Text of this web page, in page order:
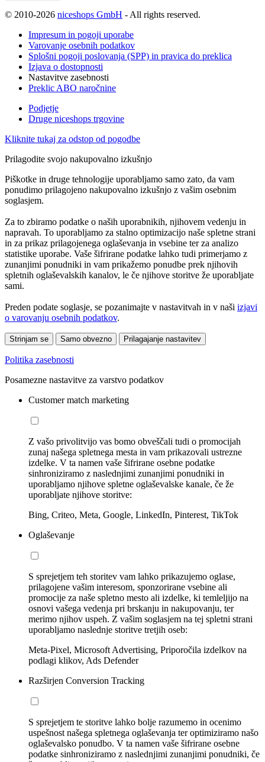
© 2010-2026 niceshops GmbH - All rights reserved.
Impresum in pogoji uporabe
Varovanje osebnih podatkov
Splošni pogoji poslovanja (SPP) in pravica do preklica
Izjava o dostopnosti
Nastavitve zasebnosti
Preklic ABO naročnine
Podjetje
Druge niceshops trgovine
Kliknite tukaj za odstop od pogodbe
Prilagodite svojo nakupovalno izkušnjo
Piškotke in druge tehnologije uporabljamo samo zato, da vam
ponudimo prilagojeno nakupovalno izkušnjo z vašim osebnim
soglasjem.
Za to zbiramo podatke o naših uporabnikih, njihovem vedenju in
napravah. To uporabljamo za stalno optimizacijo naše spletne strani
in za prikaz prilagojenega oglaševanja in vsebine ter za analizo
statistike uporabe. Vaše šifrirane podatke lahko tudi primerjamo z
zunanjimi ponudniki in vam prikažemo ponudbe prek njihovih
spletnih oglaševalskih kanalov, le če njihove storitve že uporabljate
sami.
Preden podate soglasje, se pozanimajte v nastavitvah in v naši izjavi
o varovanju osebnih podatkov.
Strinjam se Samo obvezno Prilagajanje nastavitev
Politika zasebnosti
Posamezne nastavitve za varstvo podatkov
Customer match marketing
Z vašo privolitvijo vas bomo obveščali tudi o promocijah
zunaj našega spletnega mesta in vam prikazovali ustrezne
izdelke. V ta namen vaše šifrirane osebne podatke
sinhroniziramo z naslednjimi zunanjimi ponudniki in
uporabljamo njihove spletne oglaševalske kanale, če že
uporabljate njihove storitve:
Bing, Criteo, Meta, Google, LinkedIn, Pinterest, TikTok
Oglaševanje
S sprejetjem teh storitev vam lahko prikazujemo oglase,
prilagojene vašim interesom, sponzorirane vsebine ali
promocije za naše spletno mesto ali izdelke, ki temleljijo na
osnovi vašega vedenja pri brskanju in nakupovanju, ter
merimo njihov uspeh. Z vašim soglasjem na tej spletni strani
uporabljamo naslednje storitve tretjih oseb:
Meta-Pixel, Microsoft Advertising, Priporočila izdelkov na
podlagi klikov, Ads Defender
Razširjen Conversion Tracking
S sprejetjem te storitve lahko bolje razumemo in ocenimo
uspešnost našega spletnega oglaševanja ter optimiziramo našo
oglaševalsko ponudbo. V ta namen vaše šifrirane osebne
podatke sinhroniziramo z naslednjimi zunanjimi ponudniki, če